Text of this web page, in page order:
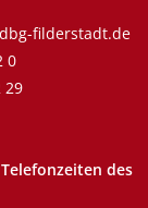
filderstadt.de
0
29
des